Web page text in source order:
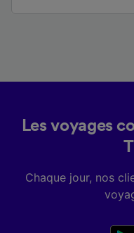
Les voyages
Chaque jour, nos